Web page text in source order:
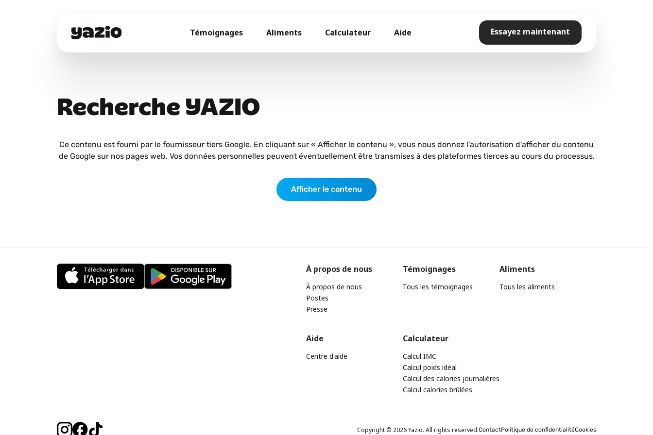
Témoignages Aliments Calculateur Aide Essayez maintenant
Recherche YAZIO
Ce contenu est fourni par le fournisseur tiers Google. En cliquant sur « Afficher le contenu », vous nous donnez l'autorisation d'afficher du contenu
de Google sur nos pages web. Vos données personnelles peuvent éventuellement être transmises à des plateformes tierces au cours du processus.
Afficher le contenu
À propos de nous
À propos de nous
Postes
Presse
Témoignages
Tous les témoignages
Aliments
Tous les aliments
Aide
Centre d'aide
Calculateur
Calcul IMC
Calcul poids idéal
Calcul des calories journalières
Calcul calories brûlées
Copyright © 2026 Yazio. All rights reserved.ContactPolitique de confidentialitéCookies